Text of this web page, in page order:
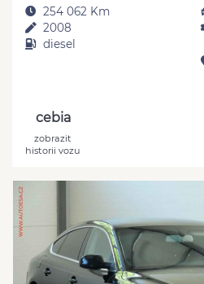
254 062 Km
2008
diesel
cebia
zobrazit
historii vozu